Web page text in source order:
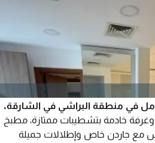
في منطقة البراشي في الشارقة.
غرف وصالة وغرفة خادمة بتشطيبات ممتازة، مطبخ
مع جاردن خاص وإطلالات جميلة